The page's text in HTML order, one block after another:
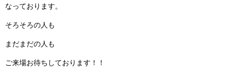
なっております。
そろそろの人も
まだまだの人も
ご来場お待ちしております！！